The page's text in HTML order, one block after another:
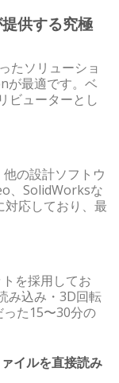
供する究極
たソリューショ
が最適です。ベ
ビューターとし
の設計ソフトウ
、SolidWorksな
応しており、最
を採用してお
み込み・3D回転
た15〜30分の
イルを直接読み